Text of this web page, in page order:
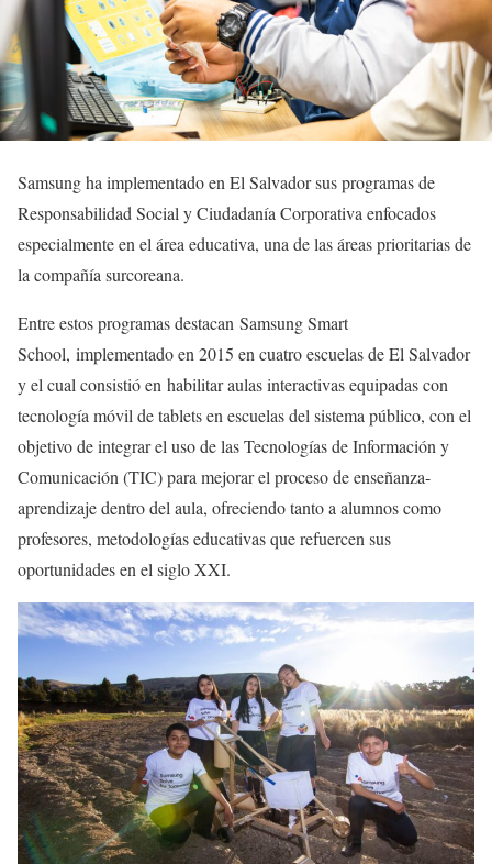
Samsung ha implementado en El Salvador sus programas de
Responsabilidad Social y Ciudadanía Corporativa enfocados
especialmente en el área educativa, una de las áreas prioritarias de
la compañía surcoreana.
Entre estos programas destacan Samsung Smart
School, implementado en 2015 en cuatro escuelas de El Salvador
y el cual consistió en habilitar aulas interactivas equipadas con
tecnología móvil de tablets en escuelas del sistema público, con el
objetivo de integrar el uso de las Tecnologías de Información y
Comunicación (TIC) para mejorar el proceso de enseñanza-
aprendizaje dentro del aula, ofreciendo tanto a alumnos como
profesores, metodologías educativas que refuercen sus
oportunidades en el siglo XXI.